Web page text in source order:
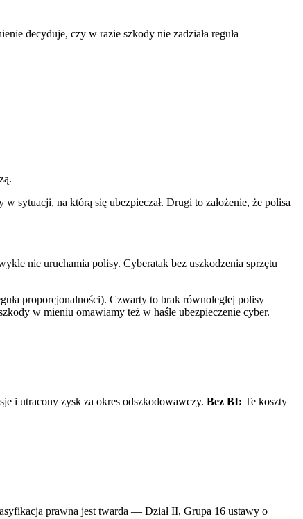
decyduje, czy w razie szkody nie zadziała reguła
sytuacji, na którą się ubezpieczał. Drugi to założenie, że polisa
nie uruchamia polisy. Cyberatak bez uszkodzenia sprzętu
proporcjonalności). Czwarty to brak równoległej polisy
w mieniu omawiamy też w haśle ubezpieczenie cyber.
i utracony zysk za okres odszkodowawczy. Bez BI: Te koszty
prawna jest twarda — Dział II, Grupa 16 ustawy o